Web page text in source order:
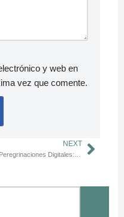
y web en
vez que comente.
NEXT